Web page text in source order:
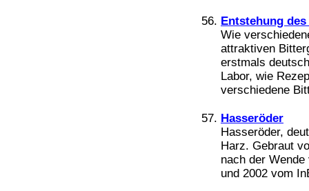
Entstehung
Wie
attraktiven
erstmals
Labor, wie
verschiedene
Hasseröder
Hasseröder,
Harz. Gebraut
nach der
und 2002 vom